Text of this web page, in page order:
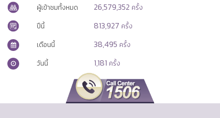
ผู้เข้าชมทั้งหมด 26,579,352 ครั้ง
ปีนี้
813,927 ครั้ง
เดือนนี้
38,495 ครั้ง
วันนี้
1,181 ครั้ง